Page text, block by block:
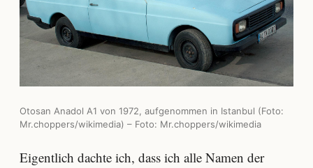
Otosan Anadol A1 von 1972, aufgenommen in Istanbul (Foto:
Mr.choppers/wikimedia) – Foto: Mr.choppers/wikimedia
Eigentlich dachte ich, dass ich alle Namen der